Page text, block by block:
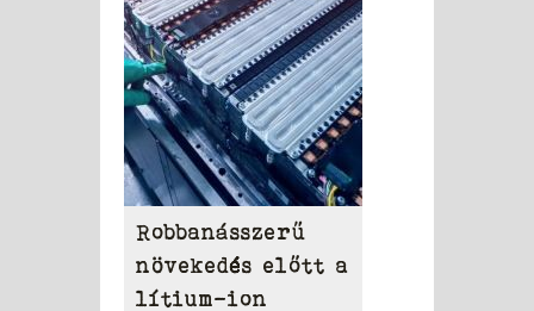
Robbanásszerű
növekedés előtt a
lítium-ion